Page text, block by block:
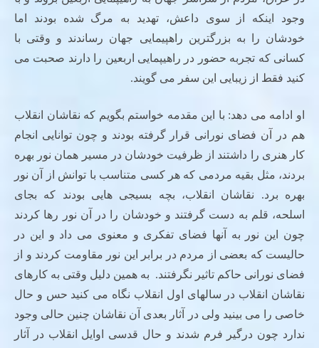
وجود اینکه از سوی داعش، تهدید به مرگ شده بودند اما
خودشان را به بزرگترین راهپیمایی جهان رساندند و وقتی با
کسانی که تجربه حضور در راهیپمایی اربعین را دارند صحبت می
کنید فقط از زیبایی این سفر می گویند.
او ادامه می دهد: با این مقدمه خواستم بگویم که نقاشان انقلاب
هم در آن فضای نورانی قرار گرفته بودند و چون توانایی انجام
کار هنری را داشتند از ظرفیت خودشان در مسیر همان نور بهره
بردند، مثل بقیه مردمی که هر کسی متناسب با توانش از آن نور
بهره برد. نقاشان انقلاب، بچه بسیجی هایی بودند که بجای
اسلحه، قلم به دست گرفتند و خودشان را در آن نور رها کردند
چون این نور به آنها فضای تفکری و معنوی می داد و این در
حالیست که بعضی از مردم در برابر این نور مقاومت کردند و از
فضای نورانی حاکم تاثیر نگرفتند. به همین دلیل وقتی به کارهای
نقاشان انقلاب در سالهای اول انقلاب نگاه می کنید حس و حال
خاصی را می بینید ولی در آثار بعدی آن نقاشان چنین حالی وجود
ندارد چون درگیر فرم شدند و حال قدسی اوایل انقلاب در آثار